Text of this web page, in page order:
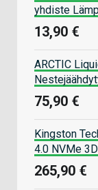
yhdiste
13,90 €
ARCTIC
75,90 €
Kingston
4.0 NVMe
265,90 €